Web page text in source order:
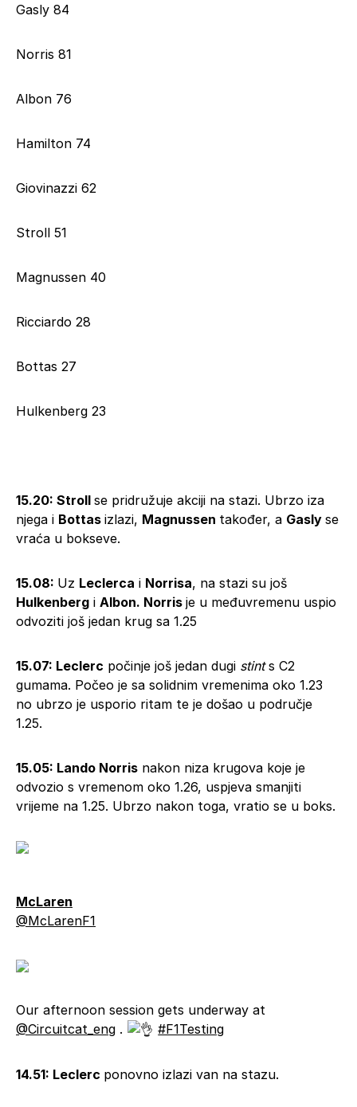
Gasly 84
Norris 81
Albon 76
Hamilton 74
Giovinazzi 62
Stroll 51
Magnussen 40
Ricciardo 28
Bottas 27
Hulkenberg 23
15.20: Stroll se pridružuje akciji na stazi. Ubrzo iza
njega i Bottas izlazi, Magnussen također, a Gasly se
vraća u bokseve.
15.08: Uz Leclerca i Norrisa, na stazi su još
Hulkenberg i Albon. Norris je u međuvremenu uspio
odvoziti još jedan krug sa 1.25
15.07: Leclerc počinje još jedan dugi stints C2
gumama. Počeo je sa solidnim vremenima oko 1.23
no ubrzo je usporio ritam te je došao u područje
1.25.
15.05: Lando Norris nakon niza krugova koje je
odvozio s vremenom oko 1.26, uspjeva smanjiti
vrijeme na 1.25. Ubrzo nakon toga, vratio se u boks.
McLaren
@McLarenF1
Our afternoon session gets underway at
@Circuitcat_eng . #F1Testing
14.51: Leclerc ponovno izlazi van na stazu.